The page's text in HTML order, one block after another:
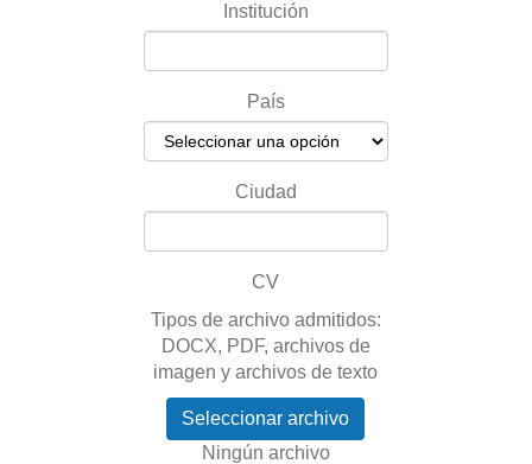
Institución
País
Ciudad
CV
Tipos de archivo admitidos:
DOCX, PDF, archivos de
imagen y archivos de texto
Seleccionar archivo
Ningún archivo